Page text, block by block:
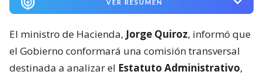
VER RESUMEN
El ministro de Hacienda, Jorge Quiroz, informó que
el Gobierno conformará una comisión transversal
destinada a analizar el Estatuto Administrativo,